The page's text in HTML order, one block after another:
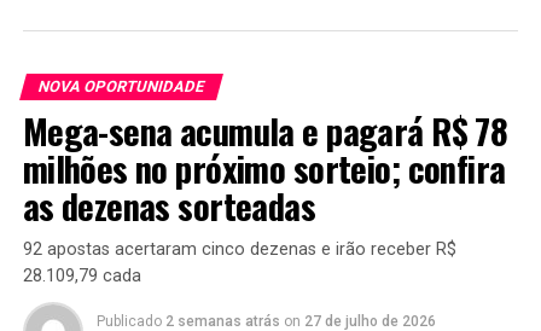
NOVA OPORTUNIDADE
Mega-sena acumula e pagará R$ 78
milhões no próximo sorteio; confira
as dezenas sorteadas
92 apostas acertaram cinco dezenas e irão receber R$
28.109,79 cada
Publicado 2 semanas atrás on 27 de julho de 2026